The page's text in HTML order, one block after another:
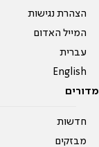
הצהרת נגישות
המייל האדום
עברית
English
מדורים
חדשות
מבזקים